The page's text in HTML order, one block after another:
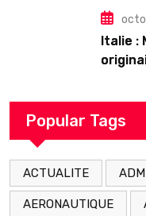
Italie :
Popular Tags
ACTUALITE
AERONAUTIQUE